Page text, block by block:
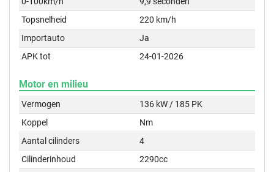
Topsnelheid
220 km/h
Importauto
Ja
APK tot
24-01-2026
Motor en milieu
Vermogen
136 kW / 185 PK
Koppel
Nm
Aantal cilinders
4
Cilinderinhoud
2290cc